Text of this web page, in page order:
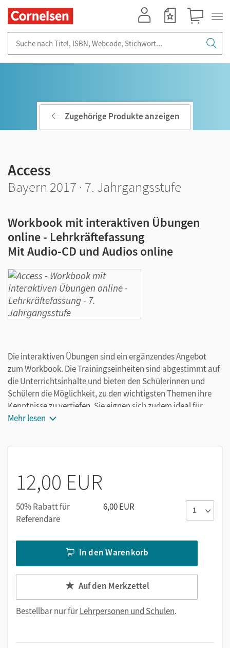
Zugehörige Produkte anzeigen
Access
Bayern 2017 · 7. Jahrgangsstufe
Workbook mit interaktiven Übungen
online - Lehrkräftefassung
Mit Audio-CD und Audios online
Die interaktiven Übungen sind ein ergänzendes Angebot
zum Workbook. Die Trainingseinheiten sind abgestimmt auf
die Unterrichtsinhalte und bieten den Schülerinnen und
Schülern die Möglichkeit, zu den wichtigsten Themen ihre
Kenntnisse zu vertiefen. Sie eignen sich zudem ideal für
Hausaufgaben und zur Vorbereitung auf Klassenarbeiten.
Mehr lesen
12,00 EUR
50% Rabatt für
Referendare
6,00 EUR
In den Warenkorb
Auf den Merkzettel
Bestellbar nur fürLehrpersonen und Schulen.